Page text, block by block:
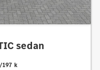
sedan
197 k